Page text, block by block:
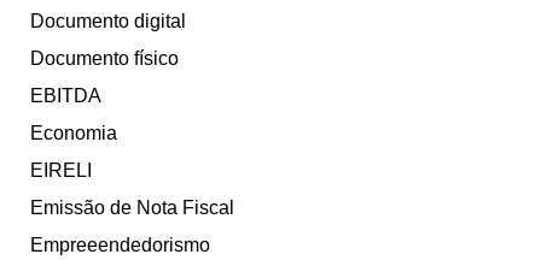
Documento digital
Documento físico
EBITDA
Economia
EIRELI
Emissão de Nota Fiscal
Empreeendedorismo